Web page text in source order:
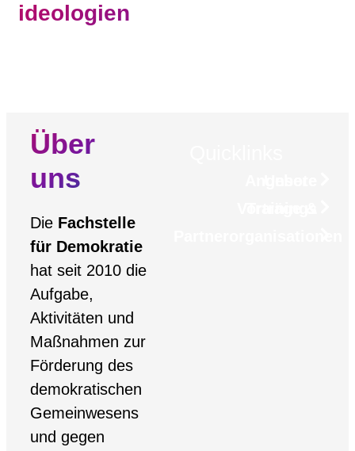
ideologien
Über
uns
Die Fachstelle
für Demokratie
hat seit 2010 die
Aufgabe,
Aktivitäten und
Maßnahmen zur
Förderung des
demokratischen
Gemeinwesens
und gegen